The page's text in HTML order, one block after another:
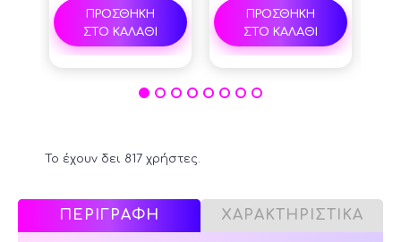
Το έχουν δει 817 χρήστες.
ΠΡΟΣΘΗΚΗ
ΣΤΟ ΚΑΛΑΘΙ
συλλεκτικών
καρτών - Black
ΠΡΟΣΘΗΚΗ
ΣΤΟ ΚΑΛΑΘΙ
ΠΕΡΙΓΡΑΦΗ ΧΑΡΑΚΤΗΡΙΣΤΙΚΑ